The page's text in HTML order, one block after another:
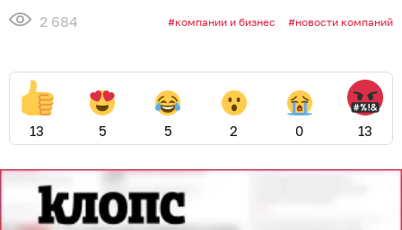
2 684 компании и бизнес новости компаний
13 5 5 2 0 13